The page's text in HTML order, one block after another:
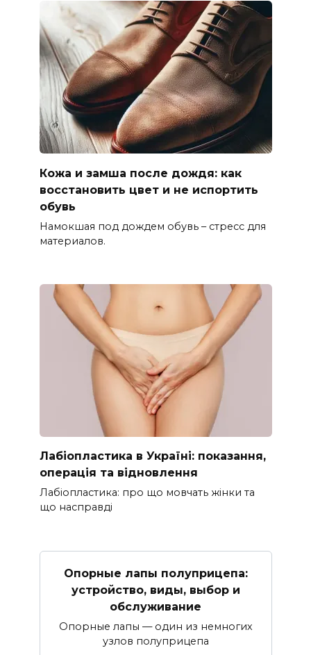
Кожа и замша после дождя: как
восстановить цвет и не испортить
обувь
Намокшая под дождем обувь – стресс для
материалов.
Лабіопластика в Україні: показання,
операція та відновлення
Лабіопластика: про що мовчать жінки та
що насправді
Опорные лапы полуприцепа:
устройство, виды, выбор и
обслуживание
Опорные лапы — один из немногих
узлов полуприцепа